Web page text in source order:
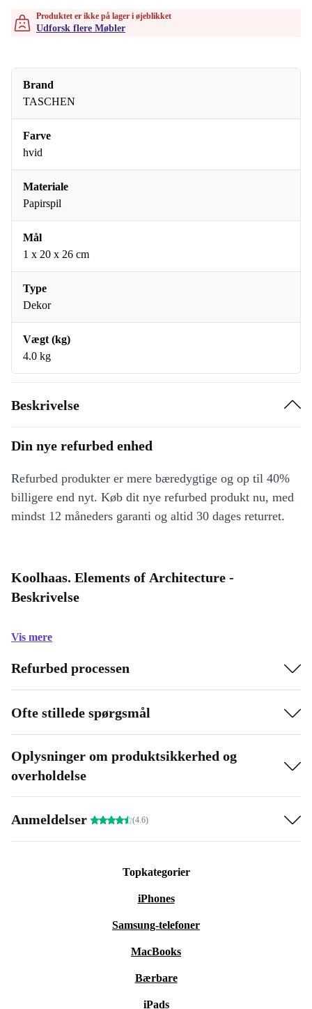
Produktet er ikke på lager i øjeblikket
Udforsk flere Møbler
Brand
TASCHEN
Farve
hvid
Materiale
Papirspil
Mål
1 x 20 x 26 cm
Type
Dekor
Vægt (kg)
4.0 kg
Beskrivelse
Din nye refurbed enhed
Refurbed produkter er mere bæredygtige og op til 40%
billigere end nyt. Køb dit nye refurbed produkt nu, med
mindst 12 måneders garanti og altid 30 dages returret.
Koolhaas. Elements of Architecture -
Beskrivelse
Vis mere
Refurbed processen
Ofte stillede spørgsmål
Oplysninger om produktsikkerhed og
overholdelse
Anmeldelser (4.6)
Topkategorier
iPhones
Samsung-telefoner
MacBooks
Bærbare
iPads